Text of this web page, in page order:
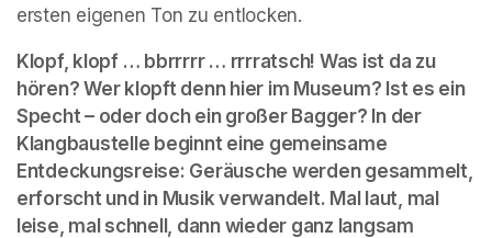
ersten eigenen Ton zu entlocken.
Klopf, klopf … bbrrrrr … rrrratsch! Was ist da zu
hören? Wer klopft denn hier im Museum? Ist es ein
Specht – oder doch ein großer Bagger? In der
Klangbaustelle beginnt eine gemeinsame
Entdeckungsreise: Geräusche werden gesammelt,
erforscht und in Musik verwandelt. Mal laut, mal
leise, mal schnell, dann wieder ganz langsam